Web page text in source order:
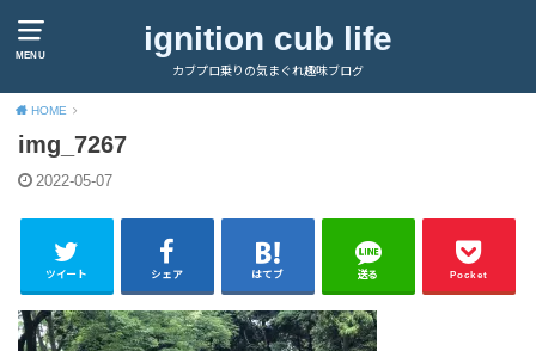
MENU ignition cub life
カブプロ乗りの気まぐれ趣味ブログ
HOME
img_7267
2022-05-07
ツイート シェア はてブ 送る Pocket